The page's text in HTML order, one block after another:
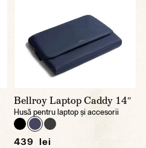
Bellroy Laptop Caddy 14″
Husă pentru laptop și accesorii
439 lei